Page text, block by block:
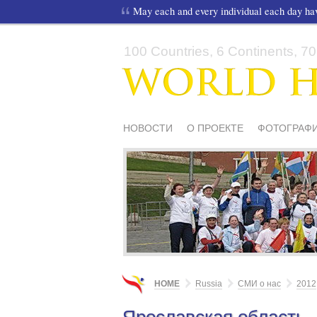
May each and every individual each day
100 Countries, 6 Continents,
НОВОСТИ О ПРОЕКТЕ
СМИ О НАС
ШКОЛЫ И ДЕТИ
HOME Russia СМИ о нас 2012